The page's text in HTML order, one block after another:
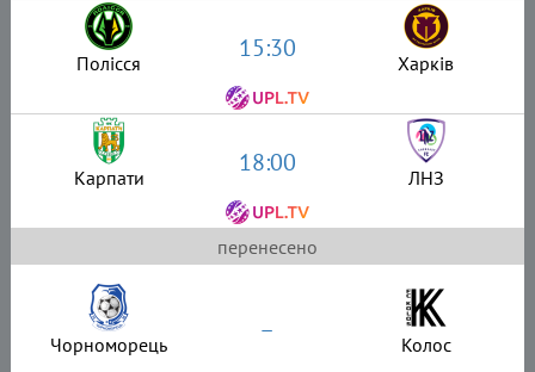
Полісся 15:30 Харків
Карпати 18:00 ЛНЗ
перенесено
Чорноморець – Колос